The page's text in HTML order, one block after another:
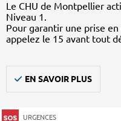
Le CHU de Montpellier
Niveau 1.
Pour garantir une prise en
appelez le 15 avant tout
EN SAVOIR PLUS
URGENCES